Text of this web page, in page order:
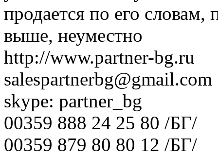
продается по его
выше, неуместно
http://www.partner-bg.ru
salespartnerbg@gmail.com
skype: partner_bg
00359 888 24 25 80 /БГ/
00359 879 80 80 12 /БГ/